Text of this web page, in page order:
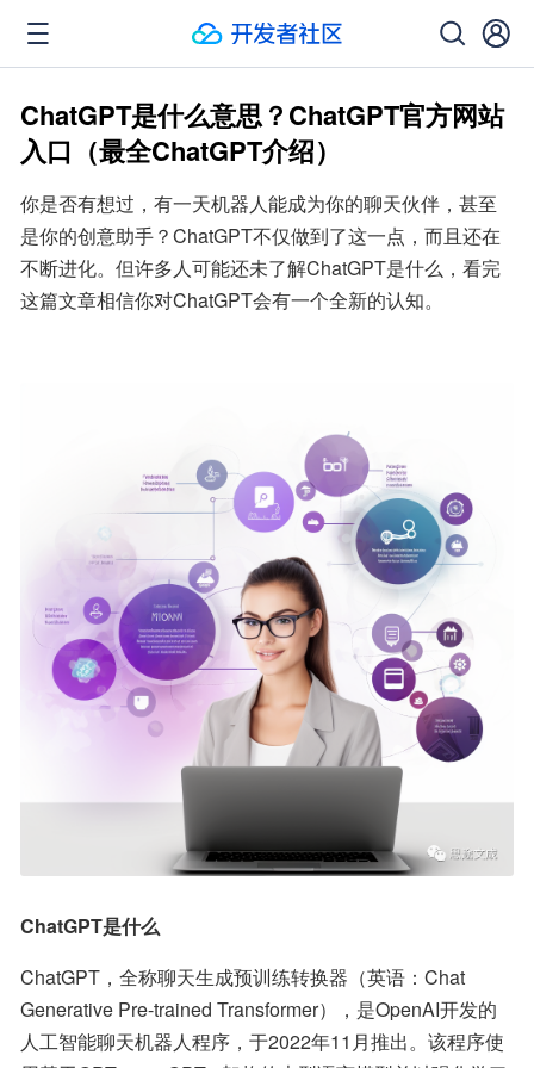
ChatGPT是什么意思？ChatGPT官方网站
入口（最全ChatGPT介绍）
你是否有想过，有一天机器人能成为你的聊天伙伴，甚至
是你的创意助手？ChatGPT不仅做到了这一点，而且还在
不断进化。但许多人可能还未了解ChatGPT是什么，看完
这篇文章相信你对ChatGPT会有一个全新的认知。
ChatGPT是什么
ChatGPT，全称聊天生成预训练转换器（英语：Chat
Generative Pre-trained Transformer），是OpenAI开发的
人工智能聊天机器人程序，于2022年11月推出。该程序使